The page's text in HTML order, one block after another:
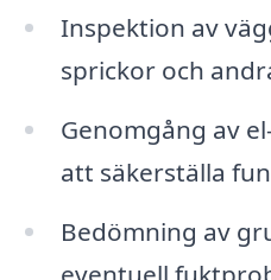
Inspektion av
sprickor och
Genomgång av
att säkerställa
Bedömning av